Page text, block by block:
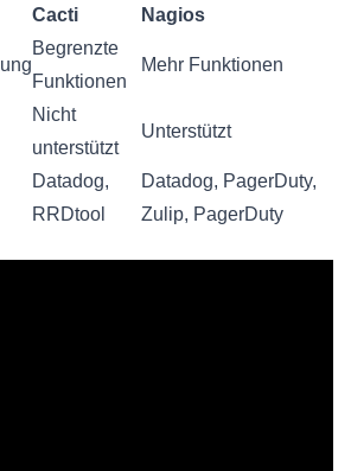
Cacti Nagios
Begrenzte
Funktionen
Mehr Funktionen
Nicht
unterstützt
Unterstützt
Datadog,
RRDtool
Datadog, PagerDuty,
Zulip, PagerDuty